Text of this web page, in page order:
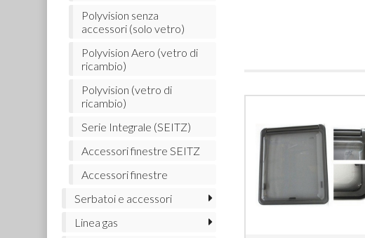
Polyvision senza
accessori (solo vetro)
Polyvision Aero (vetro di
ricambio)
Polyvision (vetro di
ricambio)
Serie Integrale (SEITZ)
Accessori finestre SEITZ
Accessori finestre
Serbatoi e accessori
Linea gas